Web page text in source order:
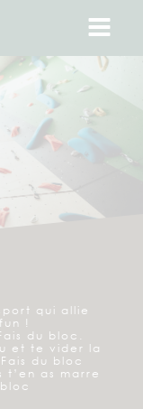
qui allie
!
du bloc.
et te vider la
du bloc
as marre